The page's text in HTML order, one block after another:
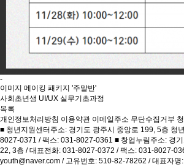
-
이미지 메이킹 패키지 '주말반'
사회초년생 UI/UX 실무기초과정
목록
개인정보처리방침 이용약관 이메일주소 무단수집거부
■ 청년지원센터주소: 경기도 광주시 중앙로 199, 5층 청
8027-0371 / 팩스: 031-8027-0361 ■ 창업누림주소: 경
22, 3층 / 대표전화: 031-8027-0372 / 팩스: 031-8027-
youth@naver.com / 고유번호: 510-82-78262 / 대표자명